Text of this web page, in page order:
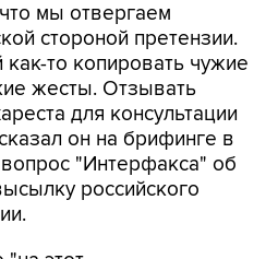
мы отвергаем
стороной претензии.
то копировать чужие
жесты. Отзывать
для консультации
он на брифинге в
"Интерфакса" об
российского